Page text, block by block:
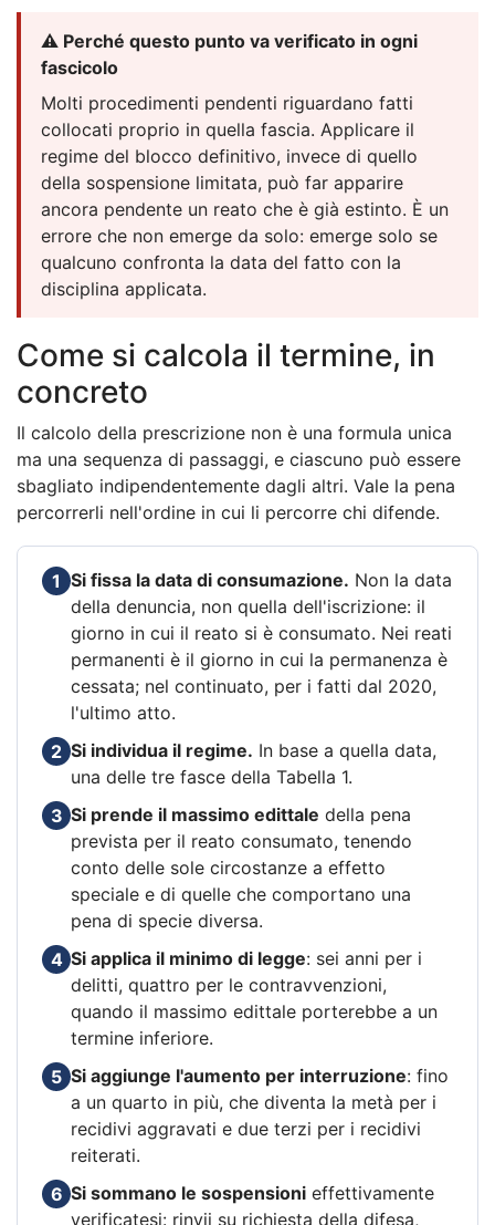
⚠️ Perché questo punto va verificato in ogni
fascicolo
Molti procedimenti pendenti riguardano fatti
collocati proprio in quella fascia. Applicare il
regime del blocco definitivo, invece di quello
della sospensione limitata, può far apparire
ancora pendente un reato che è già estinto. È un
errore che non emerge da solo: emerge solo se
qualcuno confronta la data del fatto con la
disciplina applicata.
Come si calcola il termine, in
concreto
Il calcolo della prescrizione non è una formula unica
ma una sequenza di passaggi, e ciascuno può essere
sbagliato indipendentemente dagli altri. Vale la pena
percorrerli nell'ordine in cui li percorre chi difende.
1 Si fissa la data di consumazione. Non la data
della denuncia, non quella dell'iscrizione: il
giorno in cui il reato si è consumato. Nei reati
permanenti è il giorno in cui la permanenza è
cessata; nel continuato, per i fatti dal 2020,
l'ultimo atto.
2 Si individua il regime. In base a quella data,
una delle tre fasce della Tabella 1.
3 Si prende il massimo edittale della pena
prevista per il reato consumato, tenendo
conto delle sole circostanze a effetto
speciale e di quelle che comportano una
pena di specie diversa.
4 Si applica il minimo di legge: sei anni per i
delitti, quattro per le contravvenzioni,
quando il massimo edittale porterebbe a un
termine inferiore.
5 Si aggiunge l'aumento per interruzione: fino
a un quarto in più, che diventa la metà per i
recidivi aggravati e due terzi per i recidivi
reiterati.
6 Si sommano le sospensioni effettivamente
verificatesi: rinvii su richiesta della difesa,